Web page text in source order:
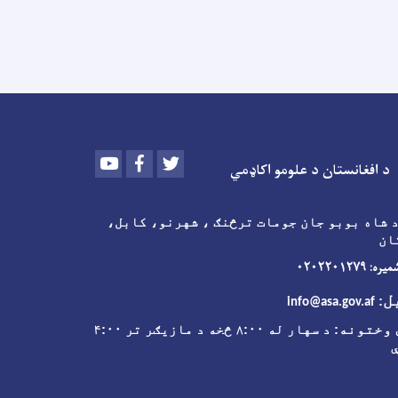
د افغانستان د علومو اکاډمي Youtube Facebook
شاه بوبو جان جومات ترڅنګ ، شهرنو، کابل،
:
info@asa.gov.af
وختونه
: د سهار له ۸:۰۰ څخه د مازیګر تر ۴:۰۰